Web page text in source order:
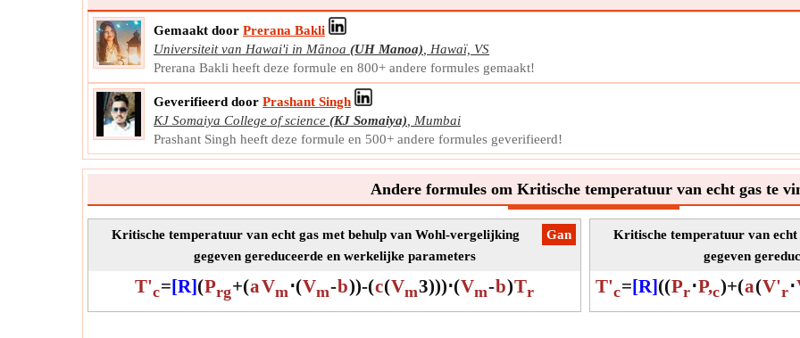
druk
Gemaakt door Prerana Bakli
Universiteit van Hawai'i in Mānoa (UH Manoa)
Hawaï, VS
Prerana Bakli heeft deze formule en 800+ andere formules gemaakt!
Geverifieerd door Prashant Singh
KJ Somaiya College of science (KJ Somaiya)
Mumbai
Prashant Singh heeft deze formule en 500+ andere formules geverifieerd!
Andere formules om Kritische temperatuur van echt gas te
​Gan
Kritische temperatuur van echt gas met behulp van Wohl-vergelijking
gegeven gereduceerde en werkelijke parameters
T'c=[R](Prg+(aVm⋅(Vm-b))-(c(Vm3)))⋅(Vm-b)Tr
Kritische temperatuur van
gegeven
T'c=[R]((Pr⋅P,c)+(a(V'r⋅